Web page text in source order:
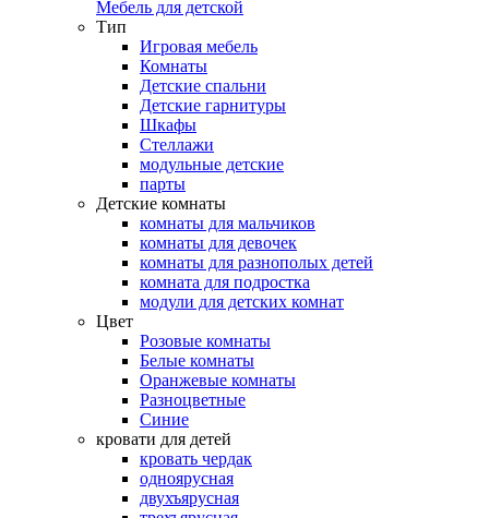
Мебель для детской
Тип
Игровая мебель
Комнаты
Детские спальни
Детские гарнитуры
Шкафы
Стеллажи
модульные детские
парты
Детские комнаты
комнаты для мальчиков
комнаты для девочек
комнаты для разнополых детей
комната для подростка
модули для детских комнат
Цвет
Розовые комнаты
Белые комнаты
Оранжевые комнаты
Разноцветные
Синие
кровати для детей
кровать чердак
одноярусная
двухъярусная